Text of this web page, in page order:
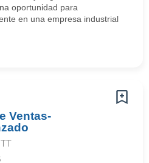
oportunidad para
en una empresa industrial
Ventas-